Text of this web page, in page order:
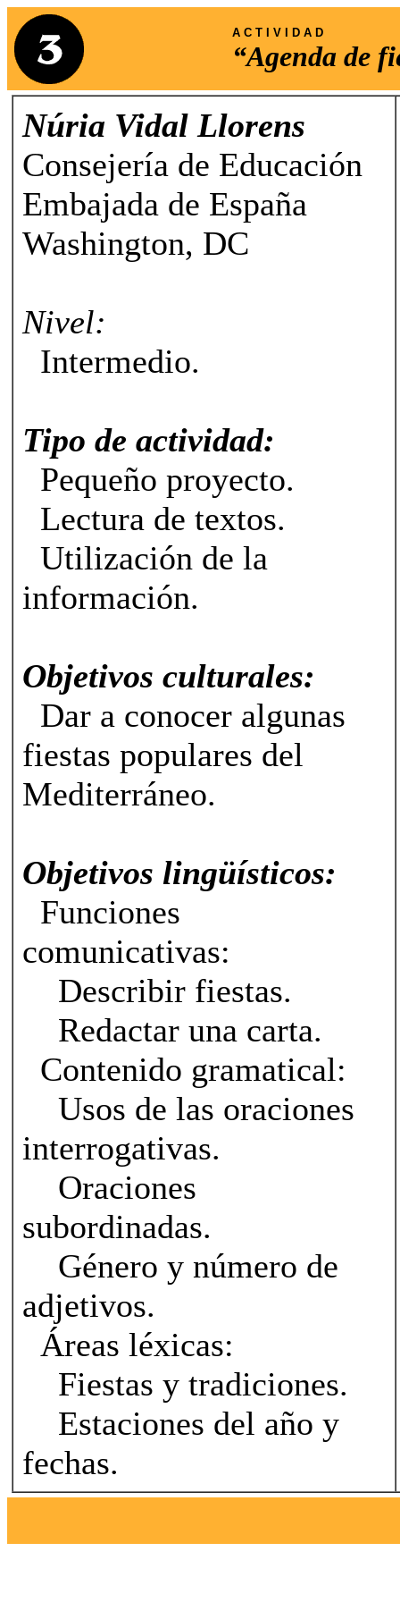
A C T I V I D A D
“Agenda de
Núria Vidal Llorens
Consejería de Educación
Embajada de España
Washington, DC
Nivel:
Intermedio.
Tipo de actividad:
Pequeño proyecto.
Lectura de textos.
Utilización de la
información.
Objetivos culturales:
Dar a conocer algunas
fiestas populares del
Mediterráneo.
Objetivos lingüísticos:
Funciones
comunicativas:
Describir fiestas.
Redactar una carta.
Contenido gramatical:
Usos de las oraciones
interrogativas.
Oraciones
subordinadas.
Género y número de
adjetivos.
Áreas léxicas:
Fiestas y tradiciones.
Estaciones del año y
fechas.